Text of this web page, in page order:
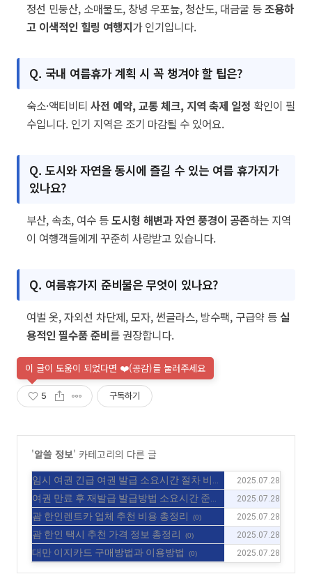
정선 민둥산, 소매물도, 창녕 우포늪, 청산도, 대금굴 등조용하
고 이색적인 힐링 여행지가 인기입니다.
Q. 국내 여름휴가 계획 시 꼭 챙겨야 할 팁은?
숙소·액티비티 사전 예약, 교통 체크, 지역 축제 일정 확인이 필
수입니다. 인기 지역은 조기 마감될 수 있어요.
Q. 도시와 자연을 동시에 즐길 수 있는 여름 휴가지가
있나요?
부산, 속초, 여수 등도시형 해변과 자연 풍경이 공존하는 지역
이 여행객들에게 꾸준히 사랑받고 있습니다.
Q. 여름휴가지 준비물은 무엇이 있나요?
여벌 옷, 자외선 차단제, 모자, 썬글라스, 방수팩, 구급약 등실
용적인 필수품 준비를 권장합니다.
이 글이 도움이 되었다면 ❤️(공감)를 눌러주세요
5 구독하기
'알쓸 정보' 카테고리의 다른 글
임시 여권 긴급 여권 발급 소요시간 절차 비용
총정리 (0)
2025.07.28
여권 만료 후 재발급 발급방법 소요시간 준비
물 총정리
(0)
2025.07.28
괌 한인렌트카 업체 추천 비용 총정리 (0) 2025.07.28
괌 한인 택시 추천 가격 정보 총정리 (0) 2025.07.28
대만 이지카드 구매방법과 이용방법 (0) 2025.07.28